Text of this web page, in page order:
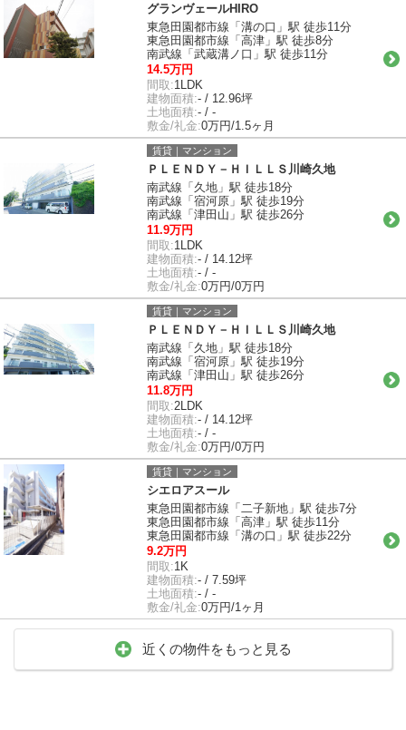
グランヴェールHIRO
東急田園都市線「溝の口」駅 徒歩11分
東急田園都市線「高津」駅 徒歩8分
南武線「武蔵溝ノ口」駅 徒歩11分
14.5万円
間取:1LDK
建物面積:- / 12.96坪
土地面積:- / -
敷金/礼金:0万円/1.5ヶ月
賃貸｜マンション
ＰＬＥＮＤＹ－ＨＩＬＬＳ川崎久地
南武線「久地」駅 徒歩18分
南武線「宿河原」駅 徒歩19分
南武線「津田山」駅 徒歩26分
11.9万円
間取:1LDK
建物面積:- / 14.12坪
土地面積:- / -
敷金/礼金:0万円/0万円
賃貸｜マンション
ＰＬＥＮＤＹ－ＨＩＬＬＳ川崎久地
南武線「久地」駅 徒歩18分
南武線「宿河原」駅 徒歩19分
南武線「津田山」駅 徒歩26分
11.8万円
間取:2LDK
建物面積:- / 14.12坪
土地面積:- / -
敷金/礼金:0万円/0万円
賃貸｜マンション
シエロアスール
東急田園都市線「二子新地」駅 徒歩7分
東急田園都市線「高津」駅 徒歩11分
東急田園都市線「溝の口」駅 徒歩22分
9.2万円
間取:1K
建物面積:- / 7.59坪
土地面積:- / -
敷金/礼金:0万円/1ヶ月
近くの物件をもっと見る